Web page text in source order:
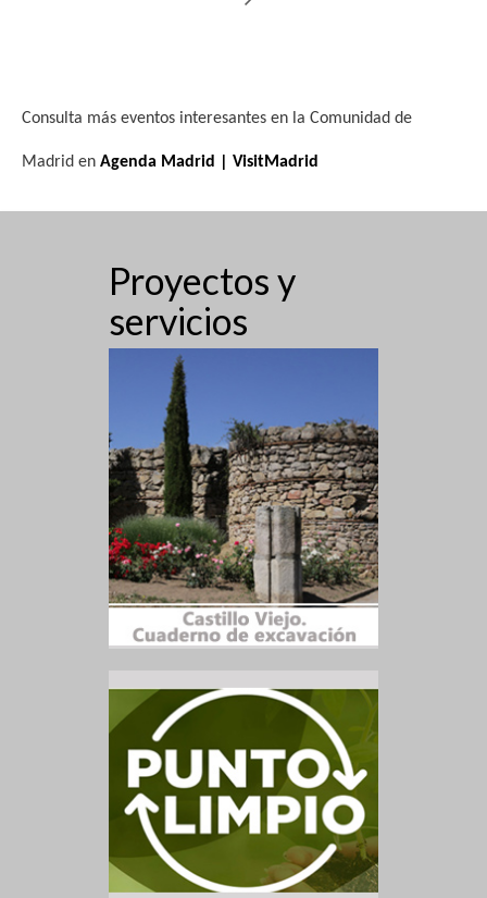
Consulta más eventos interesantes en la Comunidad de
Madrid en Agenda Madrid | VisitMadrid
Proyectos y
servicios